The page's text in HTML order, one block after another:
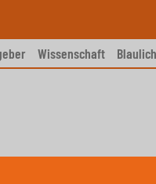
Wissenschaft